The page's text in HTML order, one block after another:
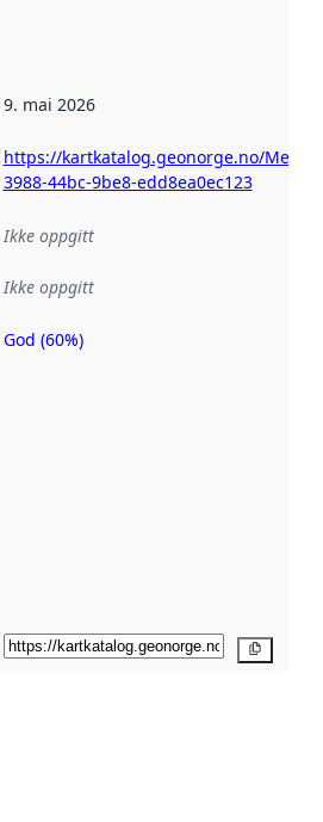
9. mai 2026
https://kartkatalog.geonorge.no/
3988-44bc-9be8-edd8ea0ec123
Ikke oppgitt
Ikke oppgitt
God (60%)